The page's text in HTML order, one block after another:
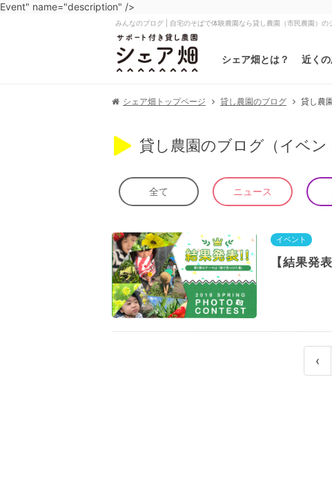
Event" name="description" />
みんなのブログ | 自宅のそばで体験農園なら貸し農園（市民農園）の
シェア畑とは？ 近く
シェア畑トップページ 貸し農園のブログ 貸し農
貸し農園のブログ（イベン
全て ニュース
イベント
【結果発
‹